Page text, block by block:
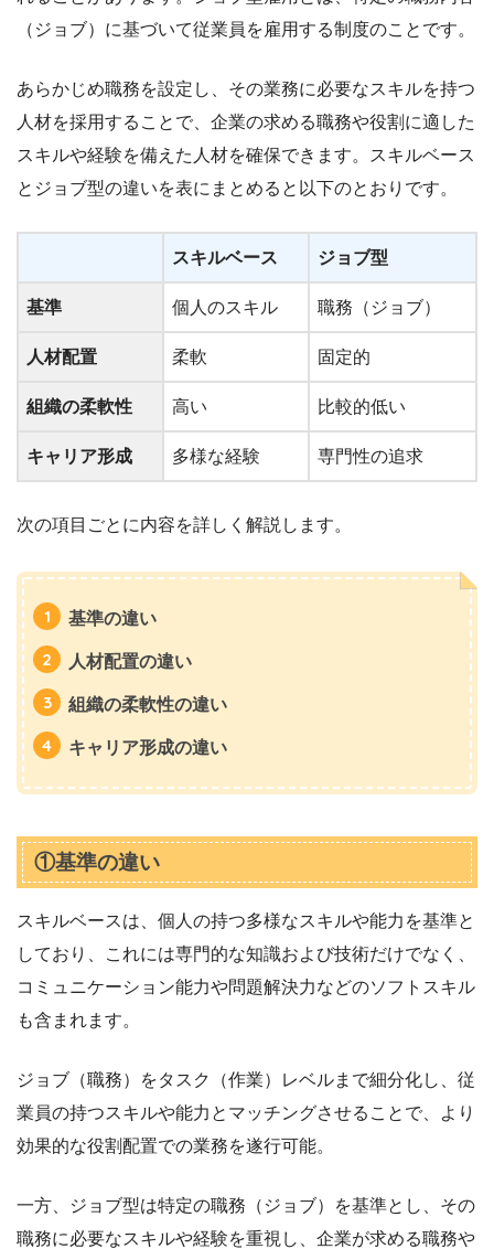
（ジョブ）に基づいて従業員を雇用する制度のことです。
あらかじめ職務を設定し、その業務に必要なスキルを持つ
人材を採用することで、企業の求める職務や役割に適した
スキルや経験を備えた人材を確保できます。スキルベース
とジョブ型の違いを表にまとめると以下のとおりです。
スキルベース ジョブ型
基準 個人のスキル 職務（ジョブ）
人材配置 柔軟 固定的
組織の柔軟性 高い 比較的低い
キャリア形成 多様な経験 専門性の追求
次の項目ごとに内容を詳しく解説します。
基準の違い
人材配置の違い
組織の柔軟性の違い
キャリア形成の違い
①基準の違い
スキルベースは、個人の持つ多様なスキルや能力を基準と
しており、これには専門的な知識および技術だけでなく、
コミュニケーション能力や問題解決力などのソフトスキル
も含まれます。
ジョブ（職務）をタスク（作業）レベルまで細分化し、従
業員の持つスキルや能力とマッチングさせることで、より
効果的な役割配置での業務を遂行可能。
一方、ジョブ型は特定の職務（ジョブ）を基準とし、その
職務に必要なスキルや経験を重視し、企業が求める職務や